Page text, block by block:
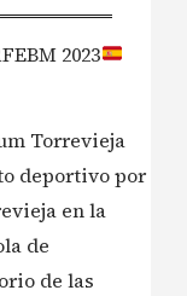
2023
Torrevieja
deportivo por
en la
de
de las